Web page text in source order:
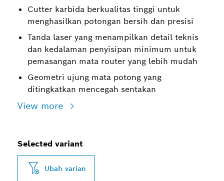
Cutter karbida berkualitas tinggi untuk
menghasilkan potongan bersih dan presisi
Tanda laser yang menampilkan detail teknis
dan kedalaman penyisipan minimum untuk
pemasangan mata router yang lebih mudah
Geometri ujung mata potong yang
ditingkatkan mencegah sentakan
View more
Selected variant
Ubah varian